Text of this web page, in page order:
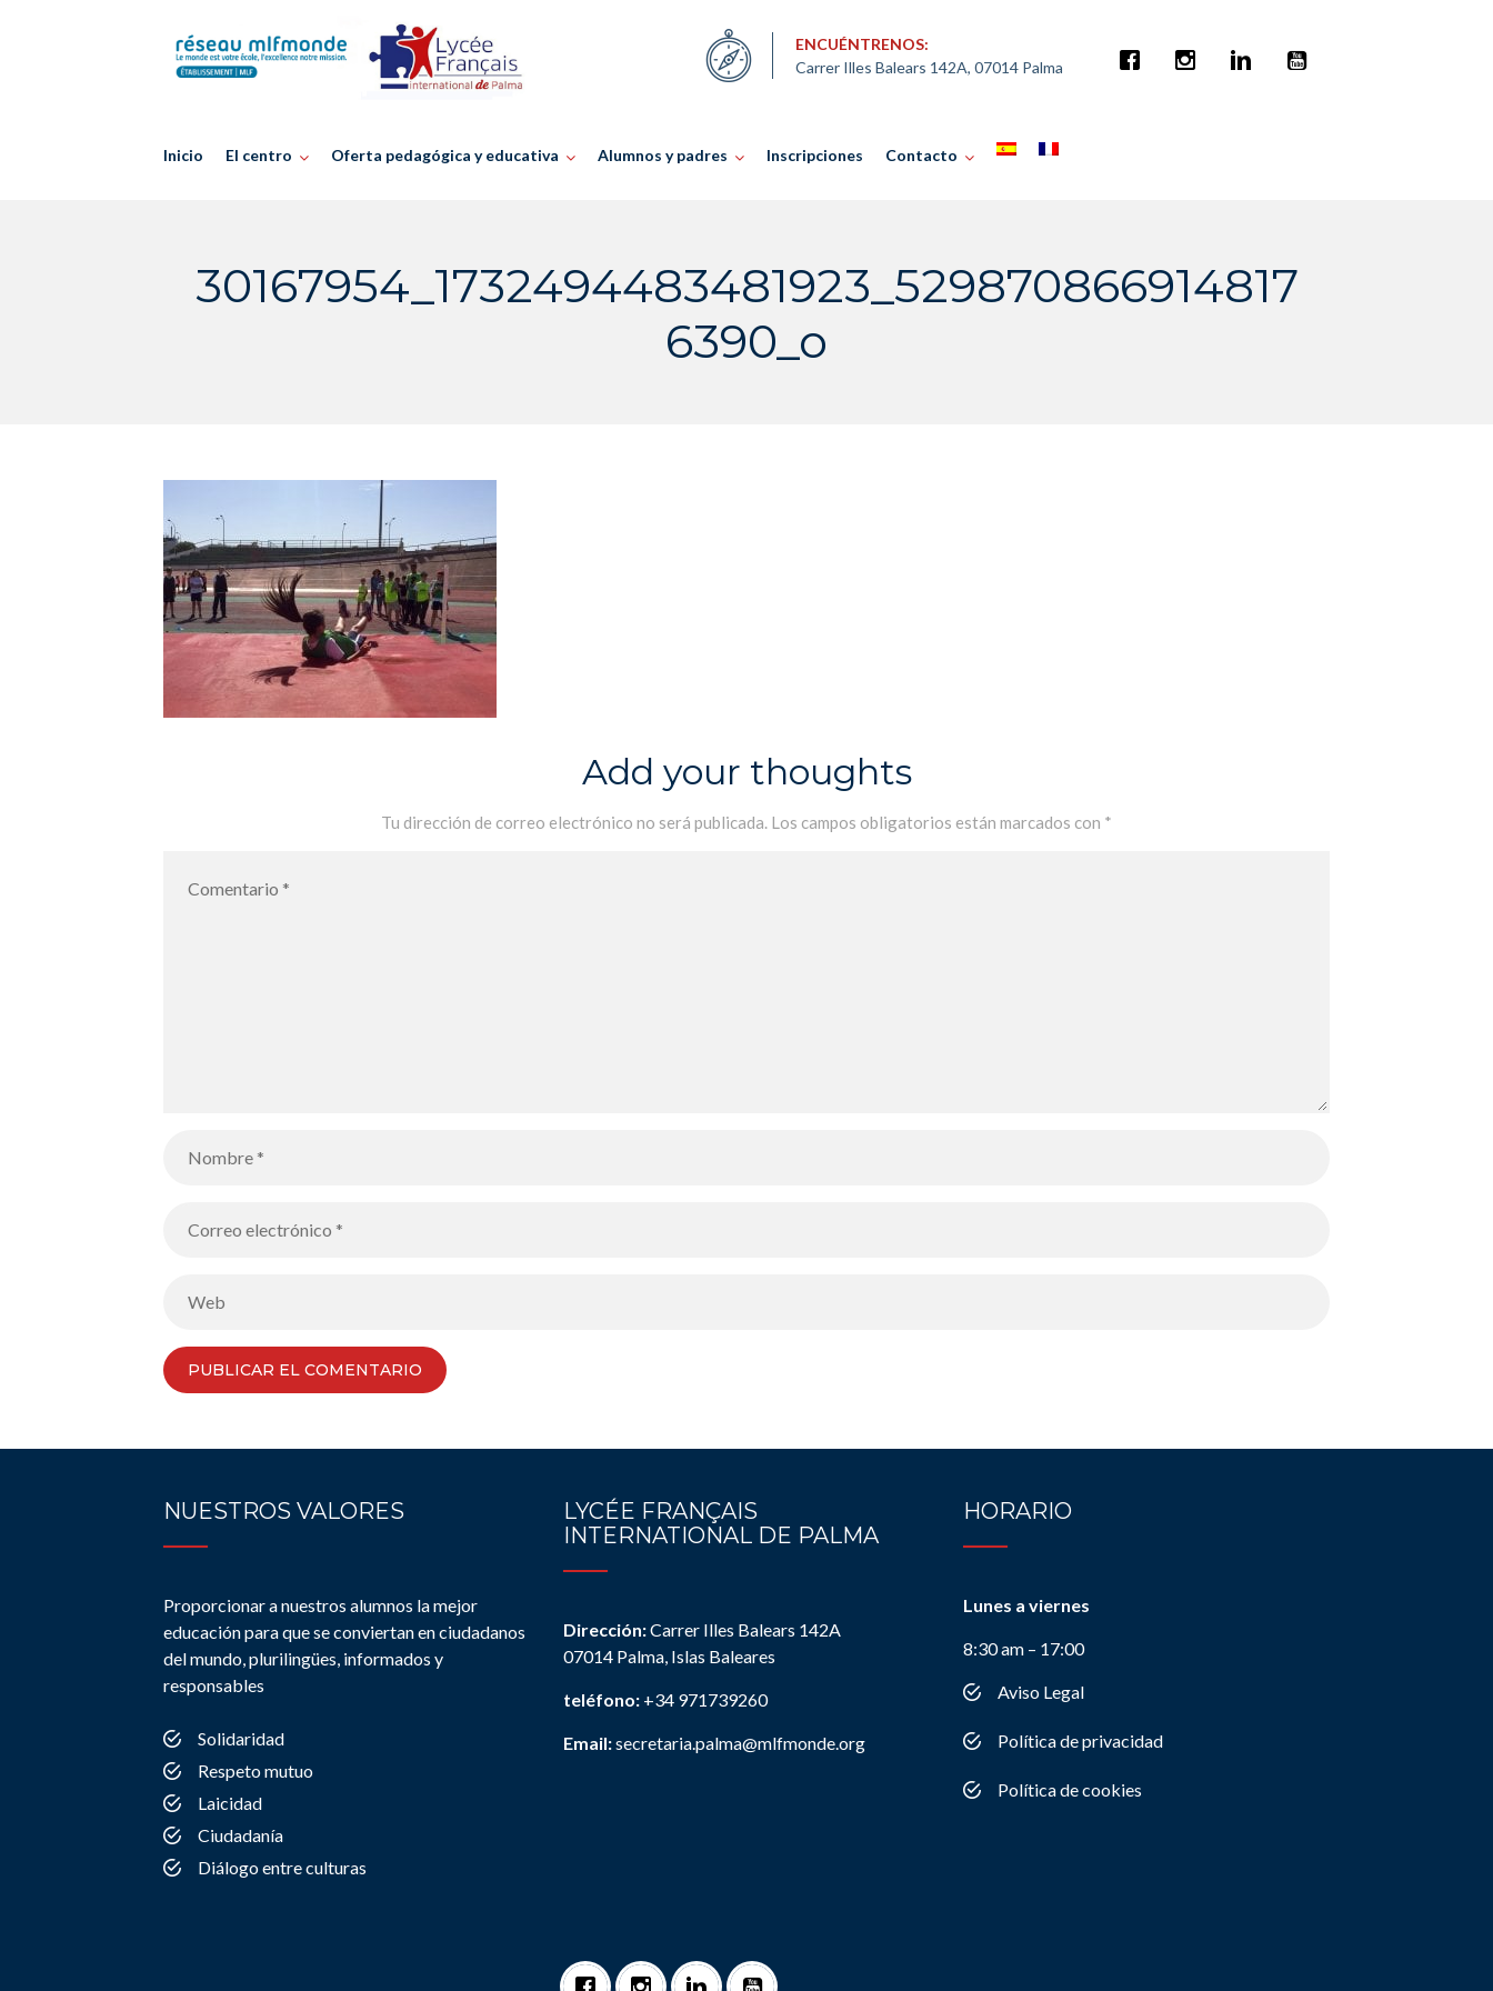
ENCUÉNTRENOS:
Carrer Illes Balears 142A, 07014 Palma
Inicio El centro Oferta pedagógica y educativa Alumnos y padres Inscripciones Contacto
30167954_1732494483481923_529870866914817
6390_o
Add your thoughts
Tu dirección de correo electrónico no será publicada. Los campos obligatorios están marcados con *
NUESTROS VALORES
Proporcionar a nuestros alumnos la mejor
educación para que se conviertan en ciudadanos
del mundo, plurilingües, informados y
responsables
Solidaridad
Respeto mutuo
Laicidad
Ciudadanía
Diálogo entre culturas
LYCÉE FRANÇAIS
INTERNATIONAL DE PALMA
Dirección:Carrer Illes Balears 142A
07014 Palma, Islas Baleares
teléfono: +34 971739260
Email:secretaria.palma@mlfmonde.org
HORARIO
Lunes a viernes
8:30 am – 17:00
Aviso Legal
Política de privacidad
Política de cookies